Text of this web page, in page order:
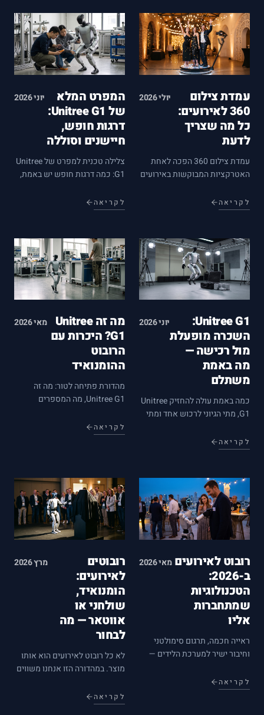
עמדת צילום
360 לאירועים:
כל מה שצריך
לדעת
יולי 2026
עמדת צילום 360 הפכה לאחת
האטרקציות המבוקשות באירועים
מתאים ומה חשוב לבדוק לפני
שסוגרים? כל התשובות במדריך
לקריאה
המפרט המלא
של Unitree G1:
דרגות חופש,
חיישנים וסוללה
יוני 2026
צלילה טכנית למפרט של Unitree
G1: כמה דרגות חופש יש באמת,
כמה זמן הסוללה מחזיקה בפועל
— ומה כל זה אומר לפרויקט
לקריאה
Unitree G1:
השכרה מופעלת
מול רכישה —
מה באמת
משתלם
יוני 2026
כמה באמת עולה להחזיק Unitree
G1, מתי הגיוני לרכוש אחד ומתי
מופעל לפרויקט? ניתוח עלויות
ואילוצים מהשטח.
לקריאה
מה זה Unitree
G1? היכרות עם
הרובוט
ההומנואיד
מאי 2026
מהדורת פתיחה לטור: מה זה
Unitree G1, מה המספרים
הנגיש בעולם, מה שכבת התוכנה
שאנחנו מפתחים מעליו — ולמי
לקריאה
רובוט לאירועים
ב-2026:
הטכנולוגיות
שמתחברות
אליו
מאי 2026
ראייה חכמה, תרגום סימולטני
וחיבור ישיר למערכת הלידים —
הטכנולוגיה שאפשר להוסיף
לקריאה
רובוטים
לאירועים:
הומנואיד,
שולחני או
אווטאר — מה
לבחור
מרץ 2026
לא כל רובוט לאירועים הוא אותו
מוצר. במהדורה הזו אנחנו משווים
שולחני ואווטאר על מסך — עם
אילוצים אמיתיים, מספרים
לקריאה